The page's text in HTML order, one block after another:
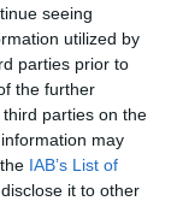
seeing
utilized by
parties prior to
the further
parties on the
may
IAB’s List of
it to other